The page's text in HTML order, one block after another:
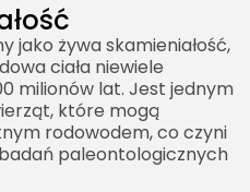
jako żywa skamieniałość,
ciała niewiele
milionów lat. Jest jednym
które mogą
rodowodem, co czyni
paleontologicznych